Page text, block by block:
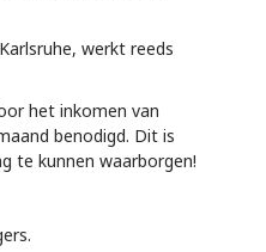
werkt reeds
het inkomen van
benodigd. Dit is
te kunnen waarborgen!